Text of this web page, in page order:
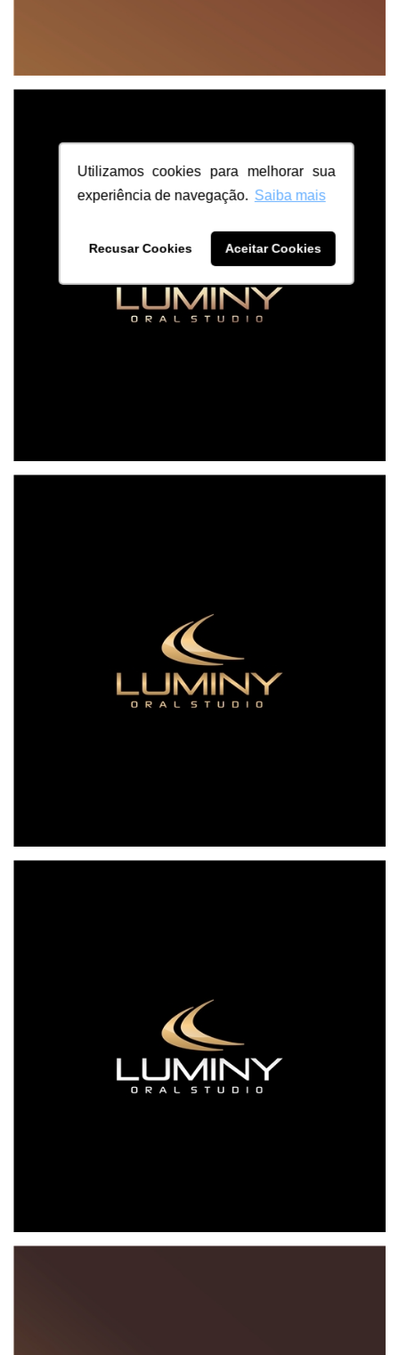
Utilizamos cookies para melhorar sua
experiência de navegação. Saiba mais
Recusar Cookies Aceitar Cookies